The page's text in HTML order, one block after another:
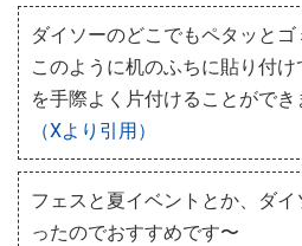
ダイソーのどこでもペタッとゴ
このように机のふちに貼り付
を手際よく片付けることができ
（Xより引用）
フェスと夏イベントとか、ダ
ったのでおすすめです〜